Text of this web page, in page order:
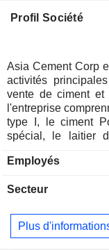
Profil Société
Asia Cement Corp
activités
vente de ciment et
l'entreprise
type I, le ciment
spécial, le laitier
l'ingénierie des
chimique. La
Hawaï, entre
transport maritime,
Employés
Secteur
Plus